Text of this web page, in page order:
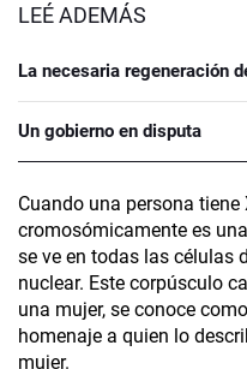
LEÉ ADEMÁS
La necesaria regeneración
Un gobierno en disputa
Cuando una persona tiene
cromosómicamente es
se ve en todas las células
nuclear. Este corpúsculo
una mujer, se conoce
homenaje a quien lo
mujer.